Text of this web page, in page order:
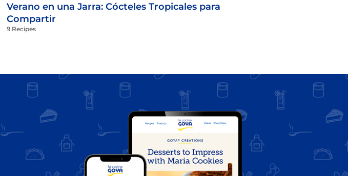
Verano en una Jarra: Cócteles Tropicales para
Compartir
9 Recipes